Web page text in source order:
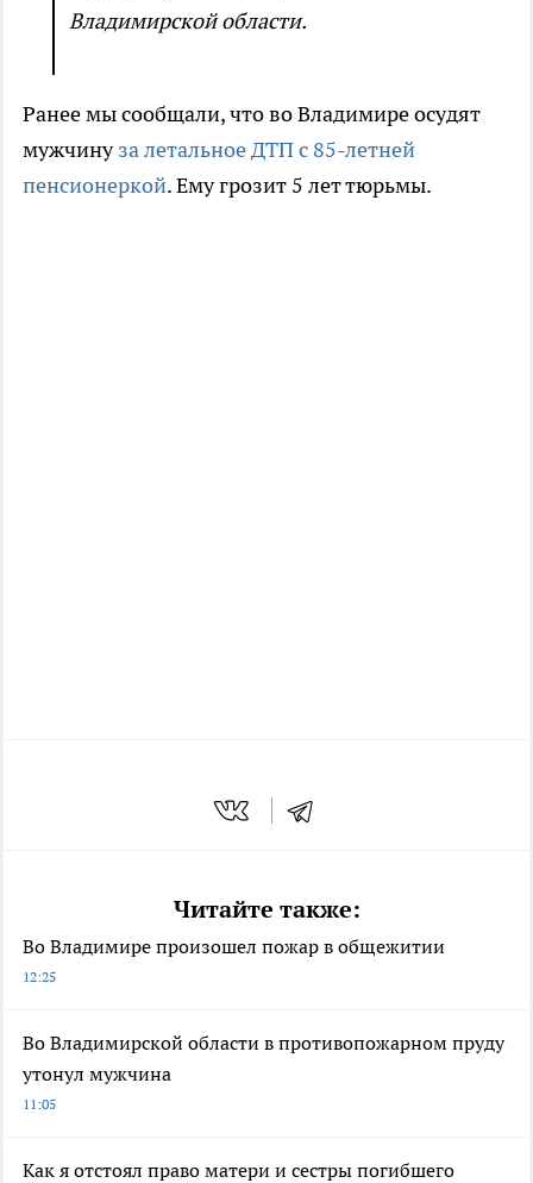
Владимирской области.
Ранее мы сообщали, что во Владимире осудят
мужчинуза летальное ДТП с 85-летней
пенсионеркой. Ему грозит 5 лет тюрьмы.
Читайте также:
Во Владимире произошел пожар в общежитии
12:25
Во Владимирской области в противопожарном пруду
утонул мужчина
11:05
Как я отстоял право матери и сестры погибшего